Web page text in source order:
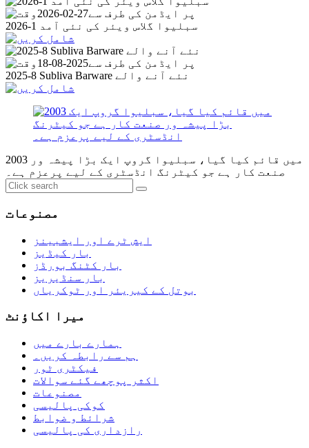
پر ایڈمن کی طرف سے27-02-2026
2026-1 سبلیوا گلاس ویئر کی نئی آمد
پر ایڈمن کی طرف سے2025-08-18
2025-8 Subliva Barware نئے آنے والے
2003 میں قائم کیا گیا، سبلیوا گروپ ایک بڑا پیشہ ور
صنعت کار ہے جو کیٹرنگ انڈسٹری کے لیے پرعزم ہے۔
مصنوعات
ایش ٹرے اور ایشبینز
بار کیڈیز
بار کٹنگ بورڈز
بار سنڈیریز
بوتل کے کیریئر اور ٹوکریاں
میرا اکاؤنٹ
ہمارے بارے میں
ہم سے رابطہ کریں۔
فیکٹری ٹور
اکثر پوچھے گئے سوالات
مصنوعات
کوکی پالیسی
شرائط و ضوابط
رازداری کی پالیسی